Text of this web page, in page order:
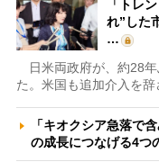
「トレ
れ”した
…
日米両政府が、約28年
た。米国も追加介入を
「キオクシア急落で
の成長につなげる4